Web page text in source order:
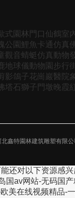
式 園林 門口 仙鶴 室
公園 鯉魚 卡通仿真
觀音 蜻蜓仿真動物
地球儀動物園 步行
影鴿子 花崗巖醫院
塔石獅子 門墩 晚霞紅
北鑫特園林建筑雕塑有限公
还对以下资源感兴
国av网站-无码国
美在线视频精品-